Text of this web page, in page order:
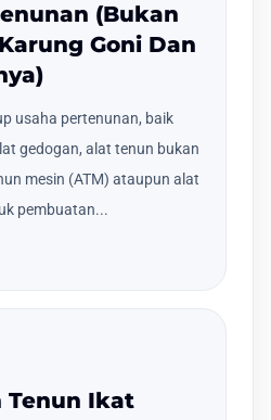
(Bukan
Goni Dan
usaha pertenunan, baik
gedogan, alat tenun bukan
mesin (ATM) ataupun alat
pembuatan...
Tenun Ikat